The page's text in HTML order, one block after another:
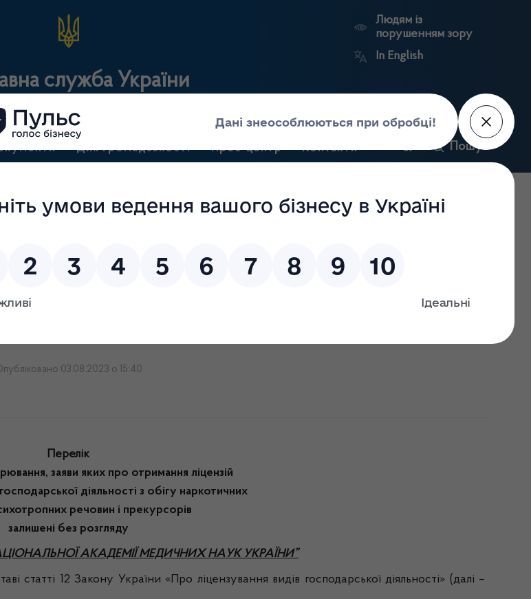
служба України
та контролю за наркотиками
Людям із
порушенням зору
In English
Для громадськості Прес-центр Контакти Пошук
Державний
нагляд
виробництва лікарських
Ринковий
Державні
Антикорупційний
портал
робочої групи від 03.08.2023
03.08.2023 о 15:40
Перелік
заяви яких про отримання ліцензій
діяльності з обігу наркотичних
речовин і прекурсорів
залишені без розгляду
АКАДЕМІЇ МЕДИЧНИХ НАУК УКРАЇНИ”
статті 12 Закону України «Про ліцензування видів господарської діяльності» (далі –